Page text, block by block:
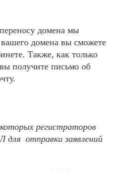
домена мы
домена вы сможете
Также, как только
получите письмо об
регистраторов
для отправки заявлений